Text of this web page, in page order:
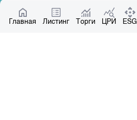
Главная Листинг Торги ЦРИ ESG
Котировки по ЦБ
Центр раскрытия информации